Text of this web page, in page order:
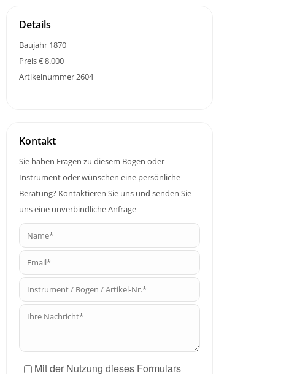
Details
Baujahr 1870
Preis € 8.000
Artikelnummer 2604
Kontakt
Sie haben Fragen zu diesem Bogen oder
Instrument oder wünschen eine persönliche
Beratung? Kontaktieren Sie uns und senden Sie
uns eine unverbindliche Anfrage
Mit der Nutzung dieses Formulars